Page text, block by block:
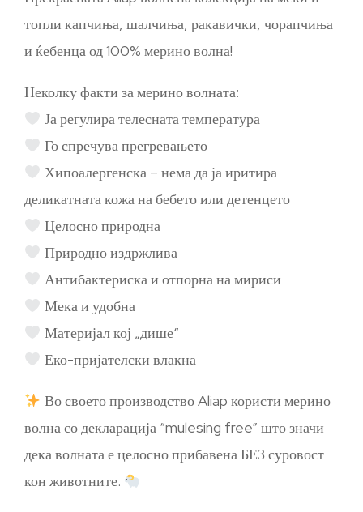
топли капчиња, шалчиња, ракавички, чорапчиња
и ќебенца од 100% мерино волна!
Неколку факти за мерино волната:
Ја регулира телесната температура
Го спречува прегревањето
Хипоалергенска – нема да ја иритира
деликатната кожа на бебето или детенцето
Целосно природна
Природно издржлива
Антибактериска и отпорна на мириси
Мека и удобна
Материјал кој „дише“
Еко-пријателски влакна
Во своето производство Aliap користи мерино
волна со декларација “mulesing free” што значи
дека волната е целосно прибавена БЕЗ суровост
кон животните.